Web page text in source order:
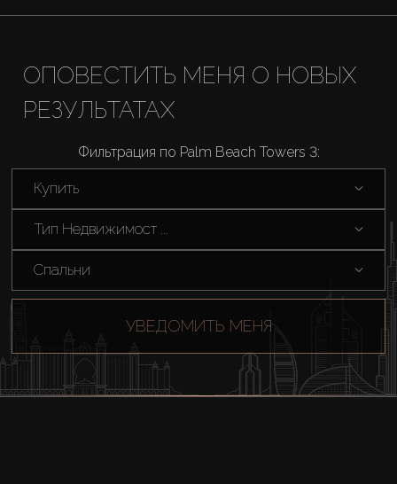
ОПОВЕСТИТЬ МЕНЯ О НОВЫХ
РЕЗУЛЬТАТАХ
Фильтрация по Palm Beach Towers 3:
Купить
Тип Недвижимост ...
Спальни
УВЕДОМИТЬ МЕНЯ